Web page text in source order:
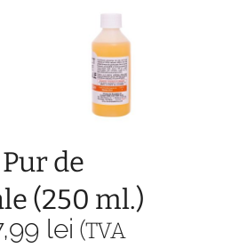
de
(250 ml.)
lei Prețul
(TVA